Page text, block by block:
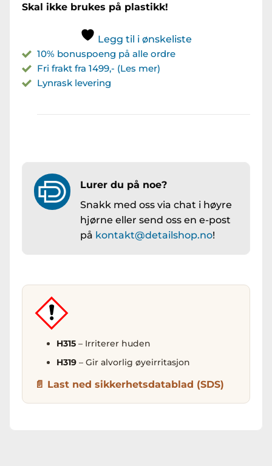
Skal ikke brukes på plastikk!
Legg til i ønskeliste
10% bonuspoeng på alle ordre
Fri frakt fra 1499,- (Les mer)
Lynrask levering
Lurer du på noe?
Snakk med oss via chat i høyre
hjørne eller send oss en e-post
på kontakt@detailshop.no!
H315 – Irriterer huden
H319 – Gir alvorlig øyeirritasjon
Last ned sikkerhetsdatablad (SDS)